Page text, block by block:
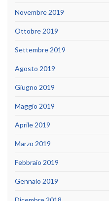
Novembre 2019
Ottobre 2019
Settembre 2019
Agosto 2019
Giugno 2019
Maggio 2019
Aprile 2019
Marzo 2019
Febbraio 2019
Gennaio 2019